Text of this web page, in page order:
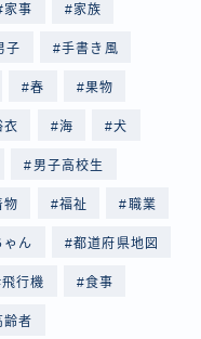
家事 家族
子 手書き風
春 果物
衣 海 犬
男子高校生
物 福祉 職業
ゃん 都道府県地図
飛行機 食事
齢者